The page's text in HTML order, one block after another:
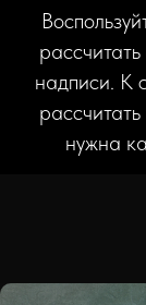
надписи. К
нужна